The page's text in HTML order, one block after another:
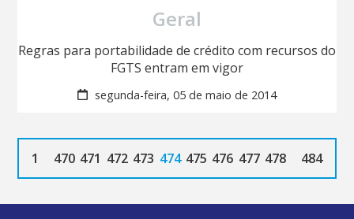
Geral
Regras para portabilidade de crédito com recursos do
FGTS entram em vigor
segunda-feira, 05 de maio de 2014
1 470 471 472 473 474 475 476 477 478 484